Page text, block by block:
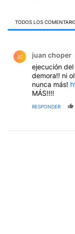
TODOS LOS
JC juan choper
ejecución
demora!! ni
nunca más!
MÁS!!!!
RESPONDER